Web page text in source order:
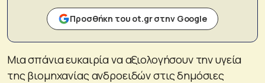
Προσθήκη του ot.gr στην Google
Μια σπάνια ευκαιρία να αξιολογήσουν την υγεία
της βιομηχανίας ανδροειδών στις δημόσιες